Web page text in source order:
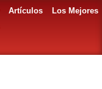
Artículos
Los Mejores